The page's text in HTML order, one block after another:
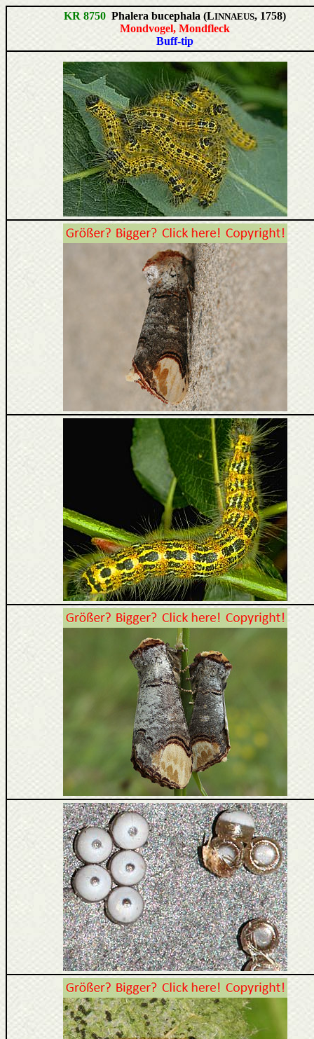
KR 8750 Phalera bucephala (LINNAEUS, 1758)
Mondvogel, Mondfleck
Buff-tip